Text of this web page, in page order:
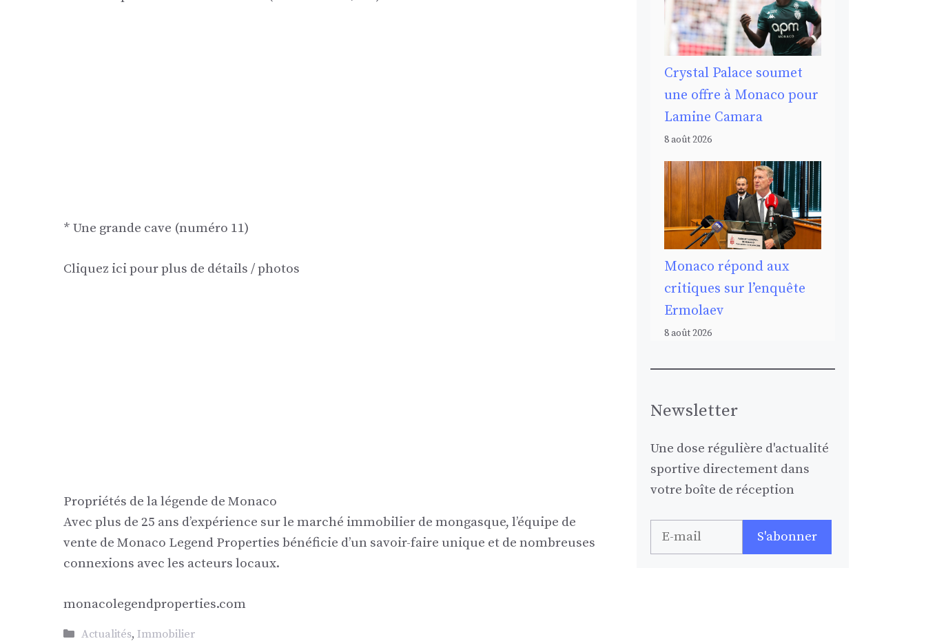
* Une grande cave (numéro 11)
Cliquez ici pour plus de détails / photos
Propriétés de la légende de Monaco
Avec plus de 25 ans d’expérience sur le marché immobilier de mongasque, l’équipe de
vente de Monaco Legend Properties bénéficie d’un savoir-faire unique et de nombreuses
connexions avec les acteurs locaux.
monacolegendproperties.com
Catégories
Actualités, Immobilier
Crystal Palace soumet
une offre à Monaco pour
Lamine Camara
8 août 2026
Monaco répond aux
critiques sur l’enquête
Ermolaev
8 août 2026
Newsletter
Une dose régulière d'actualité
sportive directement dans
votre boîte de réception